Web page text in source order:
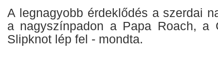
A legnagyobb érdeklődés a szerdai
a nagyszínpadon a Papa Roach, a
Slipknot lép fel - mondta.